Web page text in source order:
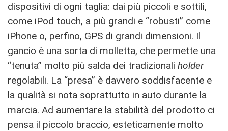
dispositivi di ogni taglia: dai più piccoli e sottili,
come iPod touch, a più grandi e “robusti” come
iPhone o, perfino, GPS di grandi dimensioni. Il
gancio è una sorta di molletta, che permette una
“tenuta” molto più salda dei tradizionali holder
regolabili. La “presa” è davvero soddisfacente e
la qualità si nota soprattutto in auto durante la
marcia. Ad aumentare la stabilità del prodotto ci
pensa il piccolo braccio, esteticamente molto